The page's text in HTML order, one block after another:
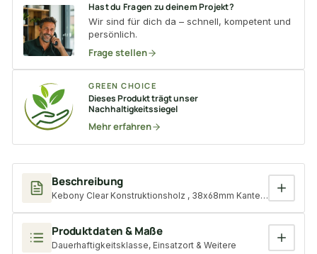
Beschreibung
Kebony Clear Konstruktionsholz , 38x68mm Kanten gerundet,
Produktdaten & Maße
Dauerhaftigkeitsklasse, Einsatzort & Weitere
Hast du Fragen zu deinem Projekt?
Wir sind für dich da – schnell, kompetent und
persönlich.
Frage stellen
GREEN CHOICE
Dieses Produkt trägt unser
Nachhaltigkeitssiegel
Mehr erfahren